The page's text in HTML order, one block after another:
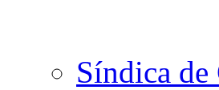
Síndica de